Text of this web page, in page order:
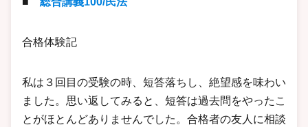
合格体験記
私は３回目の受験の時、短答落ちし、絶望感を味わい
ました。思い返してみると、短答は過去問をやったこ
とがほとんどありませんでした。合格者の友人に相談